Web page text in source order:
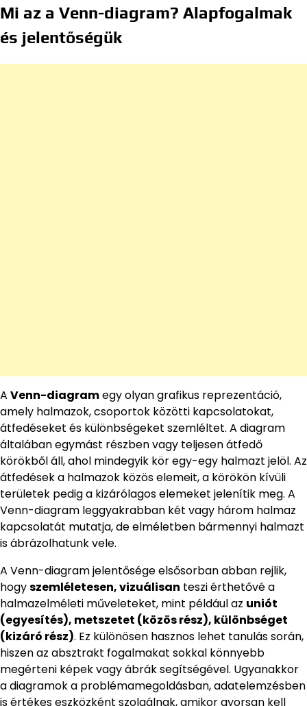
Mi az a Venn-diagram? Alapfogalmak
és jelentőségük
A Venn-diagramegy olyan grafikus reprezentáció,
amely halmazok, csoportok közötti kapcsolatokat,
átfedéseket és különbségeket szemléltet. A diagram
általában egymást részben vagy teljesen átfedő
körökből áll, ahol mindegyik kör egy-egy halmazt jelöl. Az
átfedések a halmazok közös elemeit, a körökön kívüli
területek pedig a kizárólagos elemeket jelenítik meg. A
Venn-diagram leggyakrabban két vagy három halmaz
kapcsolatát mutatja, de elméletben bármennyi halmazt
is ábrázolhatunk vele.
A Venn-diagram jelentősége elsősorban abban rejlik,
hogyszemléletesen, vizuálisan teszi érthetővé a
halmazelméleti műveleteket, mint például az uniót
(egyesítés), metszetet (közös rész), különbséget
(kizáró rész). Ez különösen hasznos lehet tanulás során,
hiszen az absztrakt fogalmakat sokkal könnyebb
megérteni képek vagy ábrák segítségével. Ugyanakkor
a diagramok a problémamegoldásban, adatelemzésben
is értékes eszközként szolgálnak, amikor gyorsan kell